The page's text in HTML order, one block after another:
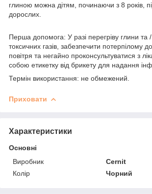
глиною можна дітям, починаючи з 8 років,
дорослих.
Перша допомога: У разі перегріву глини та
токсичних газів, забезпечити потерпілому
повітря та негайно проконсультуватися з
собою етикетку від брикету для надання
Термін використання: не обмежений.
Приховати
Характеристики
Основні
Виробник
Cernit
Колір
Чорний